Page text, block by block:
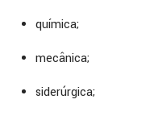
química;
mecânica;
siderúrgica;